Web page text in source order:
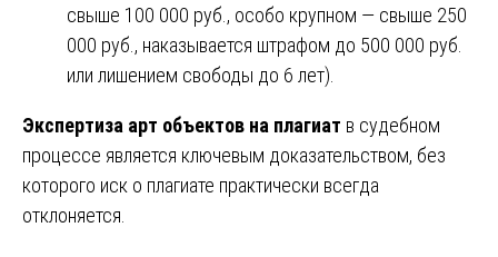
свыше 100 000 руб., особо крупном — свыше 250
000 руб., наказывается штрафом до 500 000 руб.
или лишением свободы до 6 лет).
Экспертиза арт объектов на плагиат в судебном
процессе является ключевым доказательством, без
которого иск о плагиате практически всегда
отклоняется.